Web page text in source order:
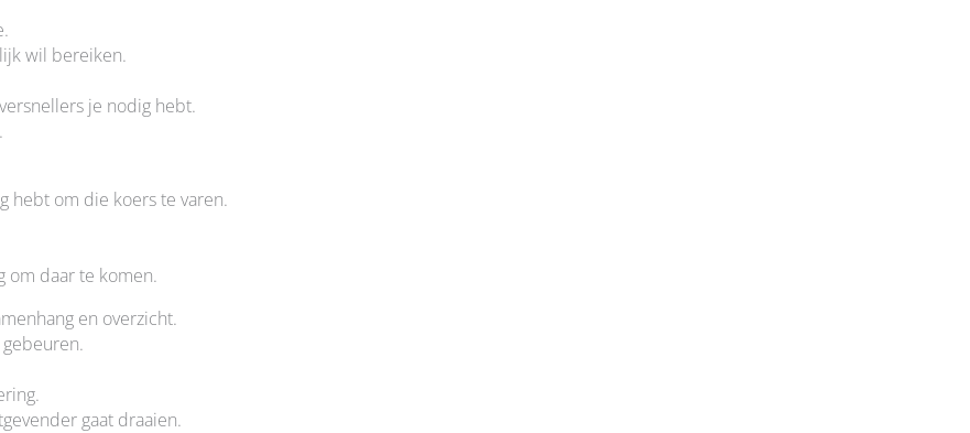
wil bereiken.
je nodig hebt.
hebt om die koers te varen.
om daar te komen.
en overzicht.
gaat draaien.